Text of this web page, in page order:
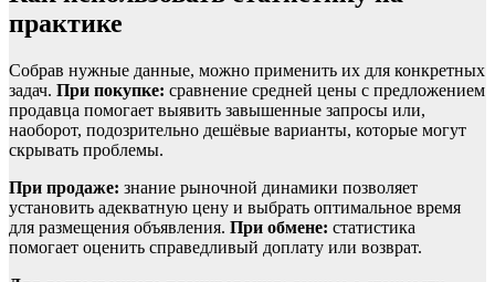
практике
Собрав нужные данные, можно применить их для конкретных
задач. При покупке: сравнение средней цены с предложением
продавца помогает выявить завышенные запросы или,
наоборот, подозрительно дешёвые варианты, которые могут
скрывать проблемы.
При продаже: знание рыночной динамики позволяет
установить адекватную цену и выбрать оптимальное время
для размещения объявления. При обмене: статистика
помогает оценить справедливый доплату или возврат.